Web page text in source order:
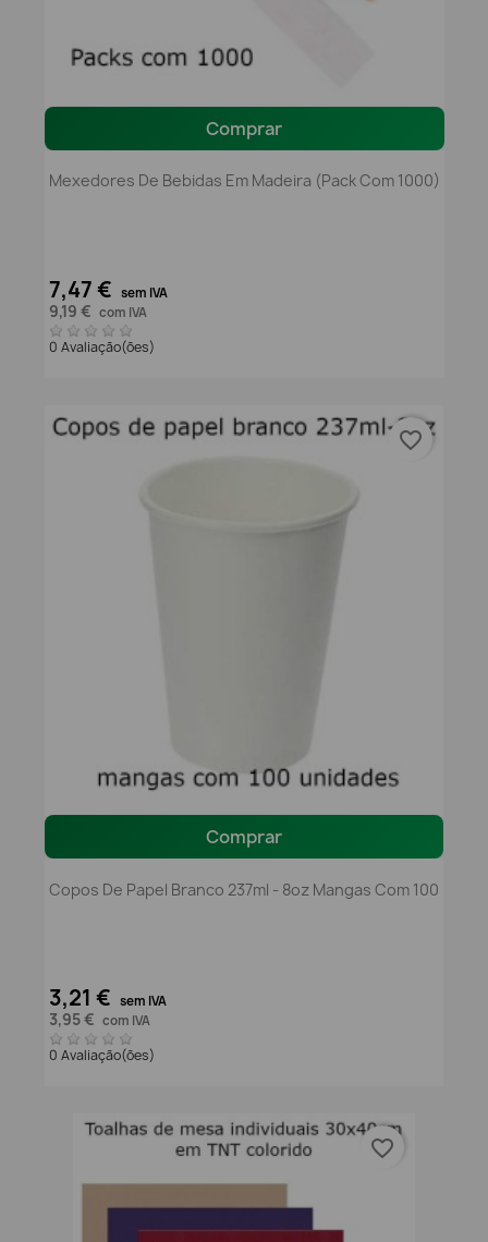
Comprar
Mexedores De Bebidas Em Madeira (pack Com 1000)
7,47 € sem IVA
9,19 € com IVA
0 Avaliação(ões)
Comprar
Copos De Papel Branco 237ml - 8oz Mangas Com 100
3,21 € sem IVA
3,95 € com IVA
0 Avaliação(ões)
favorite_border
favorite_border